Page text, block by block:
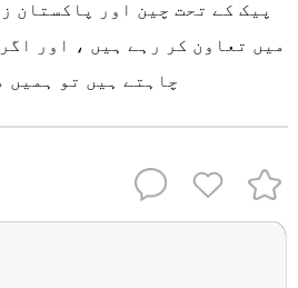
پیک کے تحت چین اور پاکستان
میں تعاون کر رہے ہیں ، اور
چاہتے ہیں تو ہمیں